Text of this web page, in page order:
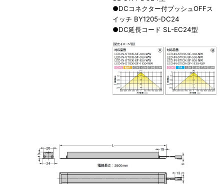
●DCコネクター付プッシュOFFス
イッチ BY1205-DC24
●DC延長コード SL-EC24型